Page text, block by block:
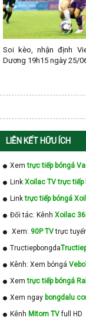
Soi kèo, nhận định
Dương 19h15 ngày 25/
LIÊN KẾT HỮU ÍCH
Xemtrực tiếp bóngá
Link Xoilac TV trực tiếp
Linktrực tiếp bóngá
Đối tác: Kênh Xoilac
Xem: 90P TVtrực
Tructiepbongda
Kênh: Xem bóngá
Xemtrực tiếp bóngá
Xem ngay bongdalu
Kênh Mitom TVfull HD